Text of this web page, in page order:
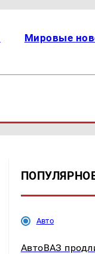
Мировые
Авто
АвтоВАЗ